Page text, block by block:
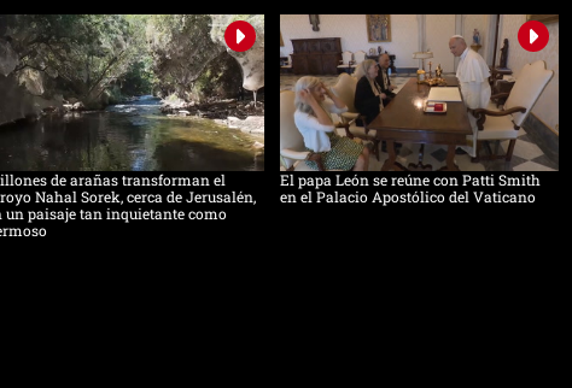
de arañas transforman el
Nahal Sorek, cerca de Jerusalén,
un paisaje tan inquietante como
El papa León se reúne con Patti Smith
en el Palacio Apostólico del Vaticano